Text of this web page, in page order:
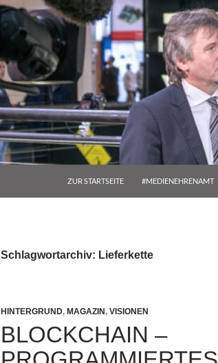
ZUR STARTSEITE #MEDIENEHRENAMT
Schlagwortarchiv: Lieferkette
HINTERGRUND, MAGAZIN , VISIONEN
BLOCKCHAIN –